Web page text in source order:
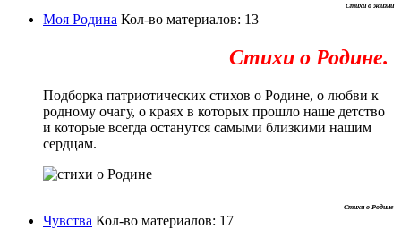
Стихи о жизни
Моя Родина Кол-во материалов: 13
Стихи о Родине.
Подборка патриотических стихов о Родине, о любви к
родному очагу, о краях в которых прошло наше детство
и которые всегда останутся самыми близкими нашим
сердцам.
Стихи о Родине
Чувства Кол-во материалов: 17